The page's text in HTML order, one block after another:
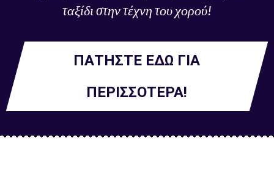
ταξίδι στην τέχνη του χορού!
ΠΑΤΉΣΤΕ ΕΔΏ ΓΙΑ
ΠΕΡΙΣΣΌΤΕΡΑ!